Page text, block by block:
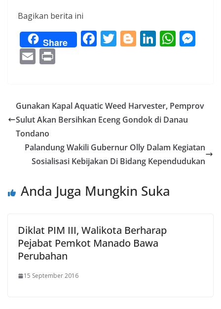
Bagikan berita ini
Share F
o
o
T Bl
er
Li
dI
n
W
A
p
n
E
l
Gunakan Kapal Aquatic Weed Harvester, Pemprov
Sulut Akan Bersihkan Eceng Gondok di Danau
Tondano
Palandung Wakili Gubernur Olly Dalam Kegiatan
Sosialisasi Kebijakan Di Bidang Kependudukan
Anda Juga Mungkin Suka
Diklat PIM III, Walikota Berharap
Pejabat Pemkot Manado Bawa
Perubahan
15 September 2016